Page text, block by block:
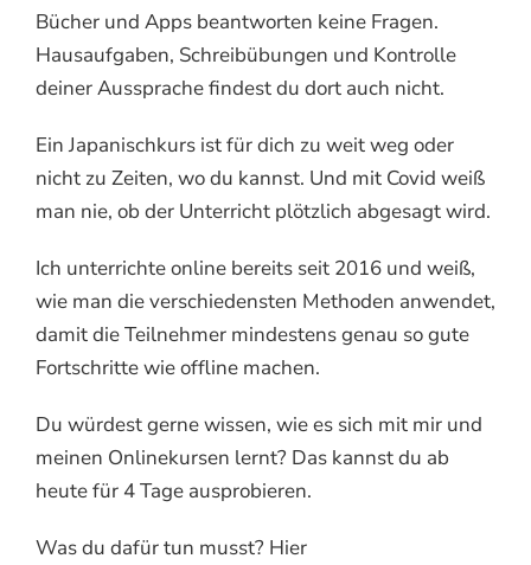
Bücher und Apps beantworten keine Fragen.
Hausaufgaben, Schreibübungen und Kontrolle
deiner Aussprache findest du dort auch nicht.
Ein Japanischkurs ist für dich zu weit weg oder
nicht zu Zeiten, wo du kannst. Und mit Covid weiß
man nie, ob der Unterricht plötzlich abgesagt wird.
Ich unterrichte online bereits seit 2016 und weiß,
wie man die verschiedensten Methoden anwendet,
damit die Teilnehmer mindestens genau so gute
Fortschritte wie offline machen.
Du würdest gerne wissen, wie es sich mit mir und
meinen Onlinekursen lernt? Das kannst du ab
heute für 4 Tage ausprobieren.
Was du dafür tun musst? Hier